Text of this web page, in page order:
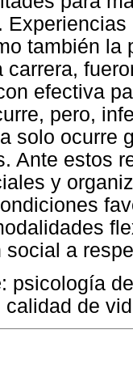
también la
carrera,
efectiva
pero,
solo ocurre
Ante estos
y
a
: psicología
de